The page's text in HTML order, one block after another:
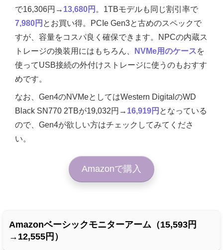
で16,306円→ 13,680円 。1TBモデルも同じ割引率で
7,980円 とお買い得。PCIe Gen3と古めのスペックで
すが、容量をコスパ良く確保できます。NPCの内蔵ス
トレージの換装用にはもちろん、
NVMe用のケースを
使ってUSB接続の外付けストレージに使うのもおすす
めです。
なお、Gen4のNVMeとしてはWestern DigitalのWD
Black SN770 2TBが19,032円→ 16,919円 となっている
ので、Gen4が欲しい方はチェックしてみてくださ
い。
Amazonで購入
Amazonベーシックモニターアーム（15,593円
→12,555円）